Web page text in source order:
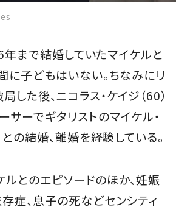
まで結婚していたマイケルと
に子どもはいない。ちなみにリ
した後、ニコラス・ケイジ（60）
サーでギタリストのマイケル・
との結婚、離婚を経験している。
とのエピソードのほか、妊娠
症、息子の死などセンシティ